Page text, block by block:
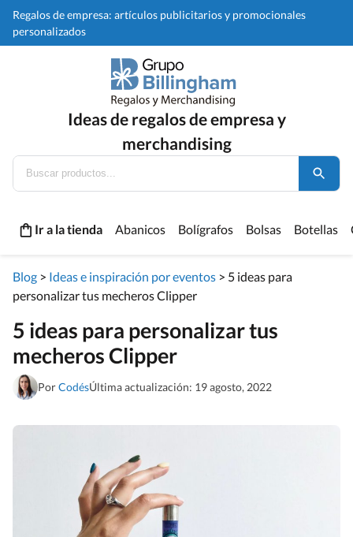
Regalos de empresa: artículos publicitarios y promocionales
personalizados
Ideas de regalos de empresa y
merchandising
Ir a la tienda Abanicos Bolígrafos Bolsas Botellas
Blog > Ideas e inspiración por eventos > 5 ideas para
personalizar tus mecheros Clipper
5 ideas para personalizar tus
mecheros Clipper
PorCodésÚltima actualización: 19 agosto, 2022